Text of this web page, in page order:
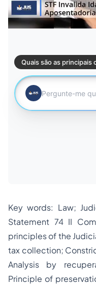
Key words: Law;
Statement 74 II
principles of the
tax collection;
Analysis by
Principle of